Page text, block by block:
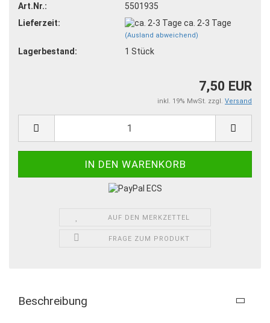
Art.Nr.:
5501935
Lieferzeit:
ca. 2-3 Tage
(Ausland abweichend)
Lagerbestand: 1 Stück
7,50 EUR
inkl. 19% MwSt. zzgl. Versand
AUF DEN MERKZETTEL
FRAGE ZUM PRODUKT
Beschreibung